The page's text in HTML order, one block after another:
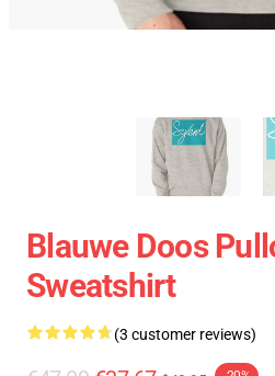
Blauwe Doos
Sweatshirt
(3 customer reviews)